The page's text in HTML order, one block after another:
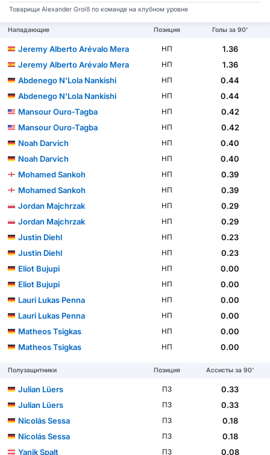
Товарищи Alexander Groiß по команде на клубном уровне
Нападающие Позиция Голы за 90'
Jeremy Alberto Arévalo Mera НП
1.36
Jeremy Alberto Arévalo Mera
НП
1.36
Abdenego N'Lola Nankishi
НП
0.44
Abdenego N'Lola Nankishi
НП
0.44
Mansour Ouro-Tagba
НП
0.42
Mansour Ouro-Tagba
НП
0.42
Noah Darvich
НП
0.40
Noah Darvich
НП
0.40
Mohamed Sankoh
НП
0.39
Mohamed Sankoh
НП
0.39
Jordan Majchrzak
НП
0.29
Jordan Majchrzak
НП
0.29
Justin Diehl
НП
0.23
Justin Diehl
НП
0.23
Eliot Bujupi
НП
0.00
Eliot Bujupi
НП
0.00
Lauri Lukas Penna
НП
0.00
Lauri Lukas Penna
НП
0.00
Matheos Tsigkas
НП
0.00
Matheos Tsigkas
НП 0.00
Полузащитники Позиция Ассисты за 90'
Julian Lüers ПЗ
0.33
Julian Lüers
ПЗ
0.33
Nicolás Sessa
ПЗ
0.18
Nicolás Sessa
ПЗ
0.18
Yanik Spalt
ПЗ 0.08